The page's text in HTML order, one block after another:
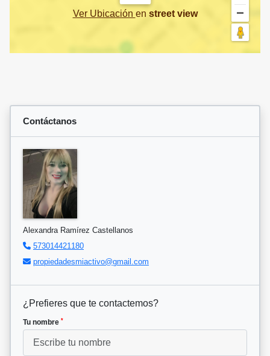
Ver Ubicación en street view
Contáctanos
Alexandra Ramírez Castellanos
573014421180
propiedadesmiactivo@gmail.com
¿Prefieres que te contactemos?
Tu nombre *